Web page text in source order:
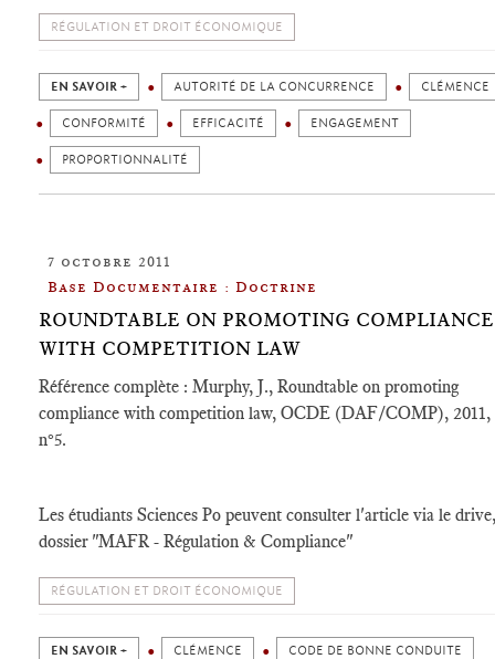
RÉGULATION ET DROIT ÉCONOMIQUE
EN SAVOIR + AUTORITÉ DE LA CONCURRENCE CLÉMENCE
CONFORMITÉ EFFICACITÉ ENGAGEMENT
PROPORTIONNALITÉ
7 octobre 2011
Base Documentaire : Doctrine
ROUNDTABLE ON PROMOTING COMPLIANCE
WITH COMPETITION LAW
Référence complète : Murphy, J., Roundtable on promoting
compliance with competition law, OCDE (DAF/COMP), 2011,
n°5.
Les étudiants Sciences Po peuvent consulter l'article via le drive,
dossier "MAFR - Régulation & Compliance"
RÉGULATION ET DROIT ÉCONOMIQUE
EN SAVOIR + CLÉMENCE CODE DE BONNE CONDUITE